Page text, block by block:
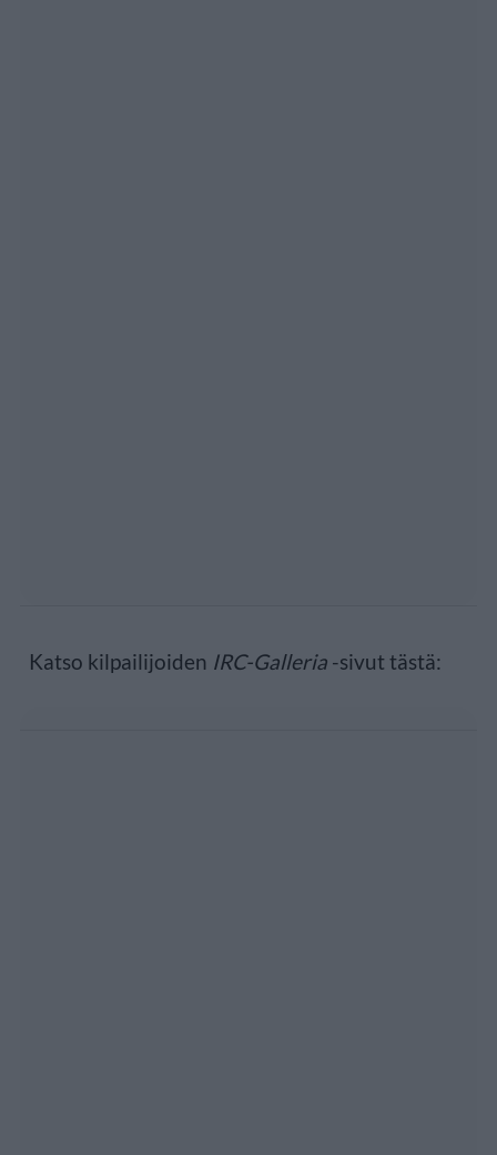
Katso kilpailijoiden IRC-Galleria -sivut tästä: